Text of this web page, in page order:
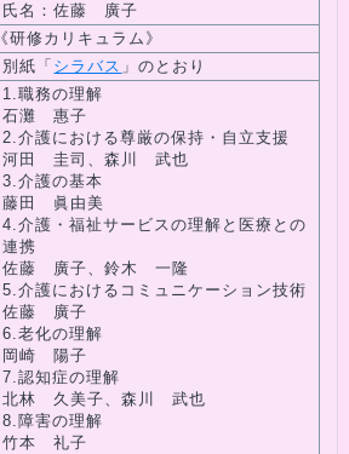
氏名：佐藤 廣子
《研修カリキュラム》
別紙「 シラバス 」のとおり
1.職務の理解
石灘 惠子
2.介護における尊厳の保持・自立支援
河田 圭司、森川 武也
3.介護の基本
藤田 眞由美
4.介護・福祉サービスの理解と医療との
連携
佐藤 廣子、鈴木 一隆
5.介護におけるコミュニケーション技術
佐藤 廣子
6.老化の理解
岡崎 陽子
7.認知症の理解
北林 久美子、森川 武也
8.障害の理解
竹本 礼子